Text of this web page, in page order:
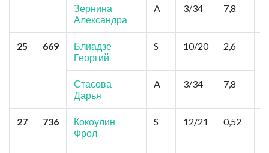
Зернина
Александра
A 3/34 7,8
25 669
Блиадзе
Георгий
S 10/20 2,6
Стасова
Дарья
A 3/34 7,8
27 736
Кокоулин
Фрол
S 12/21 0,52